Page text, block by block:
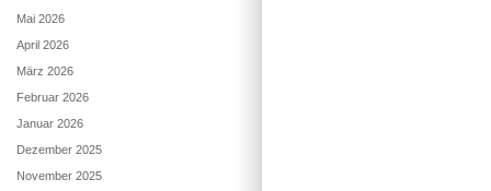
Mai 2026
April 2026
März 2026
Februar 2026
Januar 2026
Dezember 2025
November 2025